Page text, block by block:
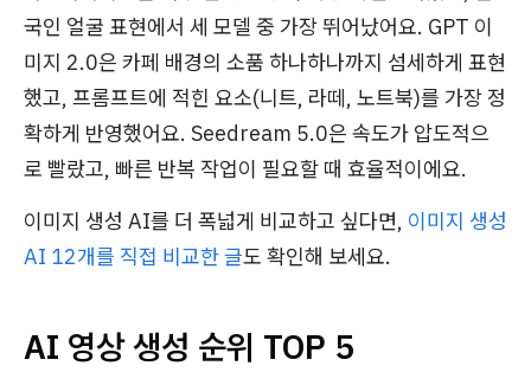
국인 얼굴 표현에서 세 모델 중 가장 뛰어났어요. GPT 이
미지 2.0은 카페 배경의 소품 하나하나까지 섬세하게 표현
했고, 프롬프트에 적힌 요소(니트, 라떼, 노트북)를 가장 정
확하게 반영했어요. Seedream 5.0은 속도가 압도적으
로 빨랐고, 빠른 반복 작업이 필요할 때 효율적이에요.
이미지 생성 AI를 더 폭넓게 비교하고 싶다면, 이미지 생성
AI 12개를 직접 비교한 글도 확인해 보세요.
AI 영상 생성 순위 TOP 5